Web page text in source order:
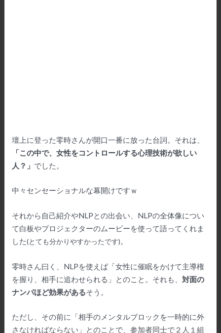
壇上に登った零時さんが開口一番に放った台詞。それは、
「この中で、女性をコントロールする心理技術が欲しい
人？」 でした。
中々センセーショナルな幕開けですｗ
それから自己紹介やNLPとの出会い、NLPの全体像につい
て白板やプロジェクターのムービーを使って語ってくれま
した(とても分かりやすかったです)。
零時さん曰く、NLPを使えば「女性に催眠をかけて主導権
を握り、相手に追わせられる」とのこと。それも、 対面の
ナンパほど効果があるそう。
ただし、その前に「相手のメンタルブロックを一時的に外
さなければならない」とのことで、参加者同士で２人１組